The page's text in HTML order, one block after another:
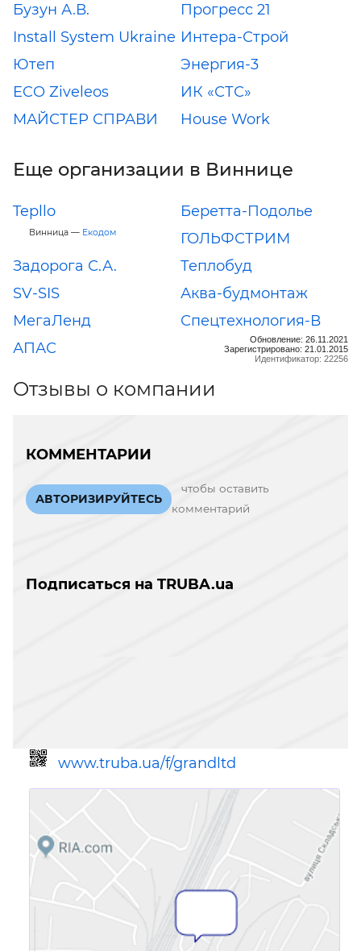
Бузун А.В.
Прогресс 21
Install System Ukraine Интера-Строй
Ютеп
Энергия-3
ECO Ziveleos
ИК «СТС»
МАЙСТЕР СПРАВИ
House Work
Еще организации в Виннице
Tepllo
Винница — Екодом
Беретта-Подолье
ГОЛЬФСТРИМ
Задорога С.А.
Теплобуд
SV-SIS
Аква-будмонтаж
МегаЛенд
Спецтехнология-В
АПАС
Обновление: 26.11.2021
Зарегистрировано: 21.01.2015
Идентификатор: 22256
Отзывы о компании
КОММЕНТАРИИ
АВТОРИЗИРУЙТЕСЬ
чтобы оставить
комментарий
Подписаться на TRUBA.ua
www.truba.ua/f/grandltd
Ссылка для мобильных устройств